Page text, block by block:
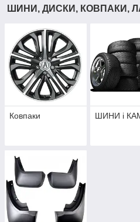
ШИНИ, ДИСКИ, КОВПАКИ,
Ковпаки ШИНИ і